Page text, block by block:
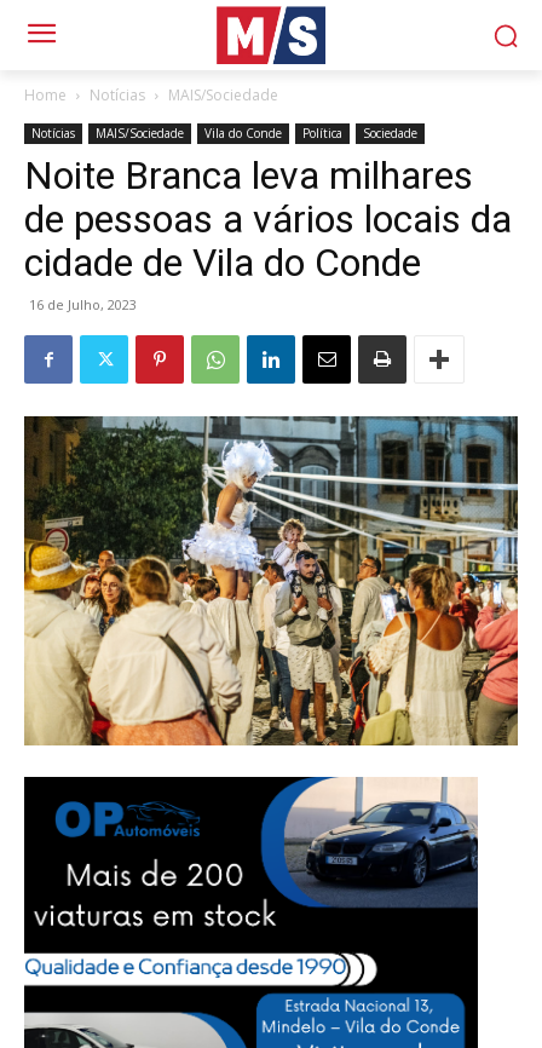
Home Notícias MAIS/Sociedade
Notícias MAIS/Sociedade Vila do Conde Política Sociedade
Noite Branca leva milhares
de pessoas a vários locais da
cidade de Vila do Conde
16 de Julho, 2023